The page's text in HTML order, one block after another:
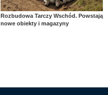
Rozbudowa Tarczy Wschód. Powstają
nowe obiekty i magazyny